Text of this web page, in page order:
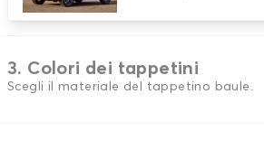
scegli il materiale del tappetini per baule
3. Colori dei tappetini
Scegli il materiale del tappetino baule.